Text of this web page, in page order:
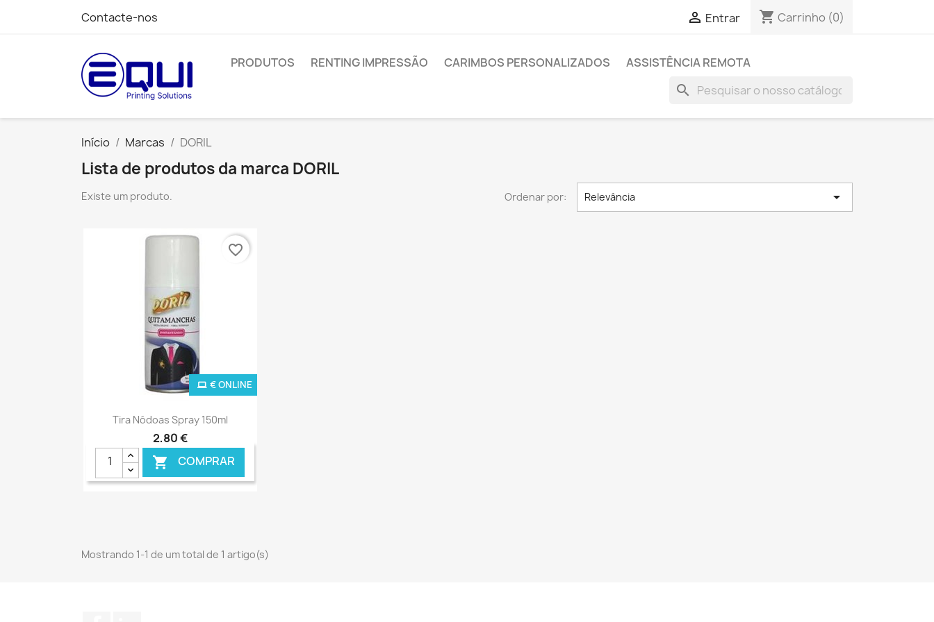
Contacte-nos  Entrar shopping_cart Carrinho (0)
PRODUTOS RENTING IMPRESSÃO CARIMBOS PERSONALIZADOS ASSISTÊNCIA REMOTA
search
Início Marcas DORIL
Lista de produtos da marca DORIL
Existe um produto. Ordenar por: Relevância 
Ver+
Tira Nódoas Spray 150ml
2,80 €
 COMPRAR
€ ONLINE
favorite_border
Mostrando 1-1 de um total de 1 artigo(s)